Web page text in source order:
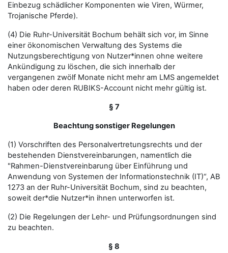
Einbezug schädlicher Komponenten wie Viren, Würmer,
Trojanische Pferde).
(4) Die Ruhr-Universität Bochum behält sich vor, im Sinne
einer ökonomischen Verwaltung des Systems die
Nutzungsberechtigung von Nutzer*innen ohne weitere
Ankündigung zu löschen, die sich innerhalb der
vergangenen zwölf Monate nicht mehr am LMS angemeldet
haben oder deren RUBIKS-Account nicht mehr gültig ist.
§ 7
Beachtung sonstiger Regelungen
(1) Vorschriften des Personalvertretungsrechts und der
bestehenden Dienstvereinbarungen, namentlich die
"Rahmen-Dienstvereinbarung über Einführung und
Anwendung von Systemen der Informationstechnik (IT)“, AB
1273 an der Ruhr-Universität Bochum, sind zu beachten,
soweit der*die Nutzer*in ihnen unterworfen ist.
(2) Die Regelungen der Lehr- und Prüfungsordnungen sind
zu beachten.
§ 8